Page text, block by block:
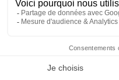
74AH
★★★★★